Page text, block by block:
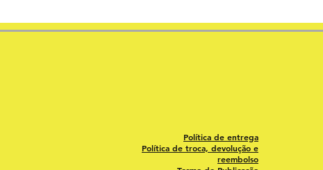
Política de entrega
Política de troca, devolução e
reembolso